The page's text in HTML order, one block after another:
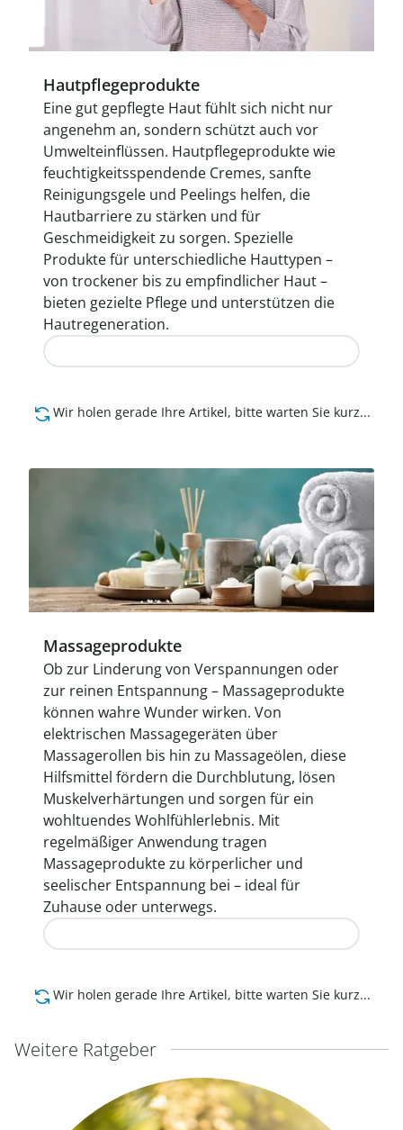
Hautpflegeprodukte
Eine gut gepflegte Haut fühlt sich nicht nur
angenehm an, sondern schützt auch vor
Umwelteinflüssen. Hautpflegeprodukte wie
feuchtigkeitsspendende Cremes, sanfte
Reinigungsgele und Peelings helfen, die
Hautbarriere zu stärken und für
Geschmeidigkeit zu sorgen. Spezielle
Produkte für unterschiedliche Hauttypen –
von trockener bis zu empfindlicher Haut –
bieten gezielte Pflege und unterstützen die
Hautregeneration.
Wir holen gerade Ihre Artikel, bitte warten Sie kurz...
Massageprodukte
Ob zur Linderung von Verspannungen oder
zur reinen Entspannung – Massageprodukte
können wahre Wunder wirken. Von
elektrischen Massagegeräten über
Massagerollen bis hin zu Massageölen, diese
Hilfsmittel fördern die Durchblutung, lösen
Muskelverhärtungen und sorgen für ein
wohltuendes Wohlfühlerlebnis. Mit
regelmäßiger Anwendung tragen
Massageprodukte zu körperlicher und
seelischer Entspannung bei – ideal für
Zuhause oder unterwegs.
Wir holen gerade Ihre Artikel, bitte warten Sie kurz...
Weitere Ratgeber